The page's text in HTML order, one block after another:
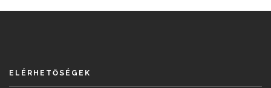
ELÉRHETŐSÉGEK